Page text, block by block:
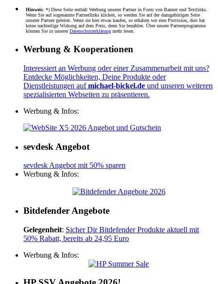
Hinweis: *) Diese Seite enthält Werbung unserer Partner in Form von Banner und Textlinks.
Wenn Sie auf sogenannte Partnerlinks klicken, so werden Sie auf der dazugehörigen Seite
unserer Partner geleitet. Wenn sie hier etwas kaufen, so erhalten wir eine Provision, dies hat
keine nachteilige Wirkung auf dem Preis, denn Sie bezahlen. Über unsere Partnerprogramme
können Sie in unsererDatenschutzerklärung mehr lesen.
Werbung & Kooperationen
Interessiert an Werbung oder einer Zusammenarbeit mit uns?
Entdecke Möglichkeiten, Deine Produkte oder
Dienstleistungen aufmichael-bickel.de und unseren weiteren
spezialisierten Webseiten zu präsentieren.
Werbung & Infos:
sevdesk Angebot
sevdesk Angebot mit 50% sparen
Werbung & Infos:
Bitdefender Angebote
Gelegenheit: Sicher Dir Bitdefender Produkte aktuell mit
50% Rabatt, bereits ab 24,95 Euro
Werbung & Infos: